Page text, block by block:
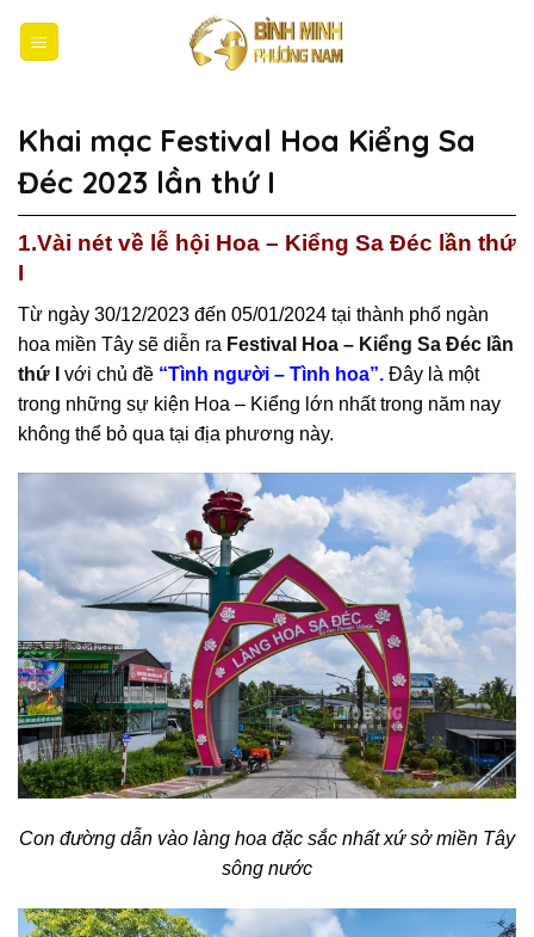
qua
Khai mạc Festival Hoa Kiểng Sa
Đéc 2023 lần thứ I
1.Vài nét về lễ hội Hoa – Kiểng Sa Đéc lần thứ
I
Từ ngày 30/12/2023 đến 05/01/2024 tại thành phố ngàn
hoa miền Tây sẽ diễn ra Festival Hoa – Kiểng Sa Đéc lần
thứ I
với chủ đề “Tình người – Tình hoa”. Đây là một
trong những sự kiện Hoa – Kiểng lớn nhất trong năm nay
không thể bỏ qua tại địa phương này.
Con đường dẫn vào làng hoa đặc sắc nhất xứ sở miền Tây
sông nước